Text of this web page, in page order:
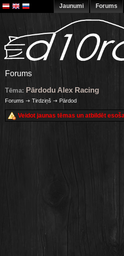
Jaunumi Forums
Forums
Tēma: Pārdodu Alex Racing
Forums Tirdziņš Pārdod
Veidot jaunas tēmas un atbildēt